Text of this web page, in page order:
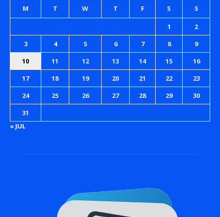
M T W T F S S
1
2
3
4 5 6 7 8
9
10
11 12 13 14 15
16
17
18 19 20 21 22
23
24
25 26 27 28 29
30
31
« JUL